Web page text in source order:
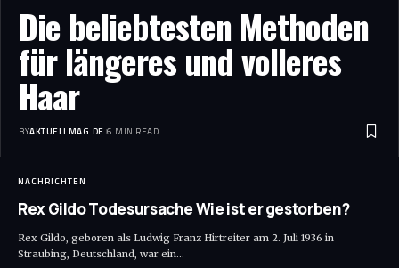
Die beliebtesten Methoden
für längeres und volleres
Haar
BYAKTUELLMAG.DE 6 MIN READ
NACHRICHTEN
Rex Gildo Todesursache Wie ist er gestorben?
Rex Gildo, geboren als Ludwig Franz Hirtreiter am 2. Juli 1936 in
Straubing, Deutschland, war ein…